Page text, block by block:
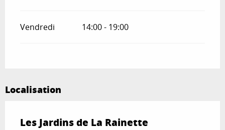
Vendredi 14:00 - 19:00
Localisation
Les Jardins de La Rainette